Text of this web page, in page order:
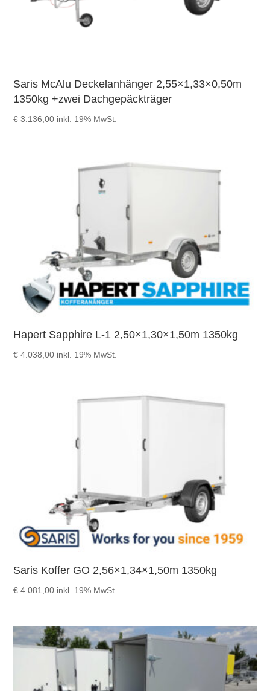
Saris McAlu Deckelanhänger 2,55×1,33×0,50m
1350kg +zwei Dachgepäckträger
€ 3.136,00 inkl. 19% MwSt.
Hapert Sapphire L-1 2,50×1,30×1,50m 1350kg
€ 4.038,00 inkl. 19% MwSt.
Saris Koffer GO 2,56×1,34×1,50m 1350kg
€ 4.081,00 inkl. 19% MwSt.